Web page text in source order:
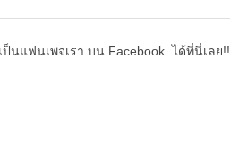
ป็นแฟนเพจเรา บน Facebook..ได้ที่นี่เลย!!